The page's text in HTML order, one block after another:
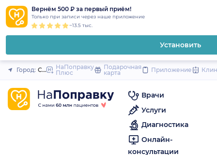
Вернём 500 ₽ за первый приём!
Только при записи через наше приложение
~13.5 тыс.
Установить
Закрыть
Город: Санкт-Петербург
НаПоправку
Плюс
Подарочная
карта
Приложение
Врачи
Услуги
Диагностика
Онлайн-
консультации